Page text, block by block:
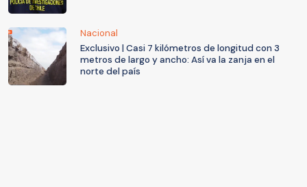
Nacional
Exclusivo | Casi 7 kilómetros de longitud con 3
metros de largo y ancho: Así va la zanja en el
norte del país